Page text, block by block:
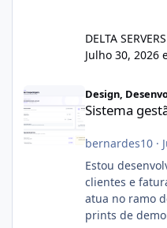
DELTA SERVERS
Julho 30, 2026
Design,
Sistema
bernardes10·
Estou
clientes e
atua no ramo
prints de